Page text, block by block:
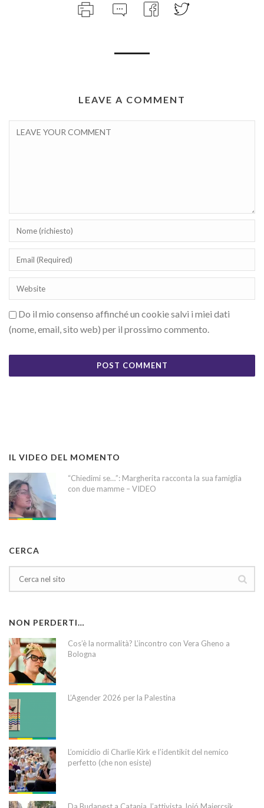
LEAVE A COMMENT
Do il mio consenso affinché un cookie salvi i miei dati
(nome, email, sito web) per il prossimo commento.
IL VIDEO DEL MOMENTO
“Chiedimi se…”: Margherita racconta la sua famiglia
con due mamme – VIDEO
CERCA
NON PERDERTI…
Cos’è la normalità? L’incontro con Vera Gheno a
Bologna
L’Agender 2026 per la Palestina
L’omicidio di Charlie Kirk e l’identikit del nemico
perfetto (che non esiste)